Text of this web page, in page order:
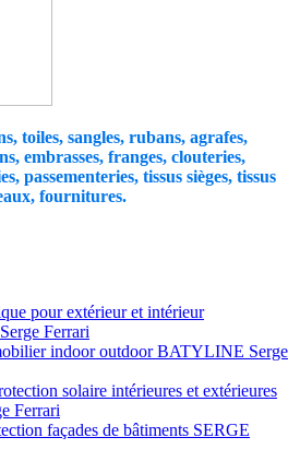
toiles, sangles, rubans, agrafes,
embrasses, franges, clouteries,
passementeries, tissus sièges, tissus
fournitures.
pour extérieur et intérieur
Ferrari
indoor outdoor BATYLINE Serge
solaire intérieures et extérieures
Ferrari
façades de bâtiments SERGE